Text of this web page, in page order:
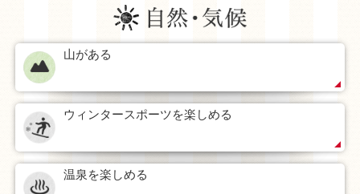
山がある
ウィンタースポーツを楽しめる
温泉を楽しめる